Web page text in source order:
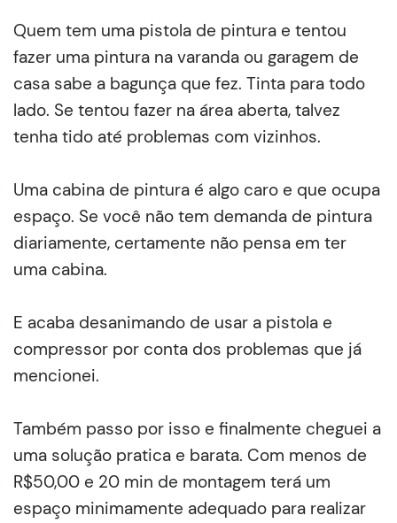
Quem tem uma pistola de pintura e tentou
fazer uma pintura na varanda ou garagem de
casa sabe a bagunça que fez. Tinta para todo
lado. Se tentou fazer na área aberta, talvez
tenha tido até problemas com vizinhos.
Uma cabina de pintura é algo caro e que ocupa
espaço. Se você não tem demanda de pintura
diariamente, certamente não pensa em ter
uma cabina.
E acaba desanimando de usar a pistola e
compressor por conta dos problemas que já
mencionei.
Também passo por isso e finalmente cheguei a
uma solução pratica e barata. Com menos de
R$50,00 e 20 min de montagem terá um
espaço minimamente adequado para realizar